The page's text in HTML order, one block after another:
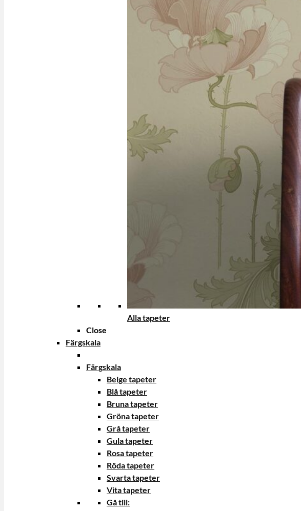
Alla tapeter
Close
Färgskala
Färgskala
Beige tapeter
Blå tapeter
Bruna tapeter
Gröna tapeter
Grå tapeter
Gula tapeter
Rosa tapeter
Röda tapeter
Svarta tapeter
Vita tapeter
Gå till: